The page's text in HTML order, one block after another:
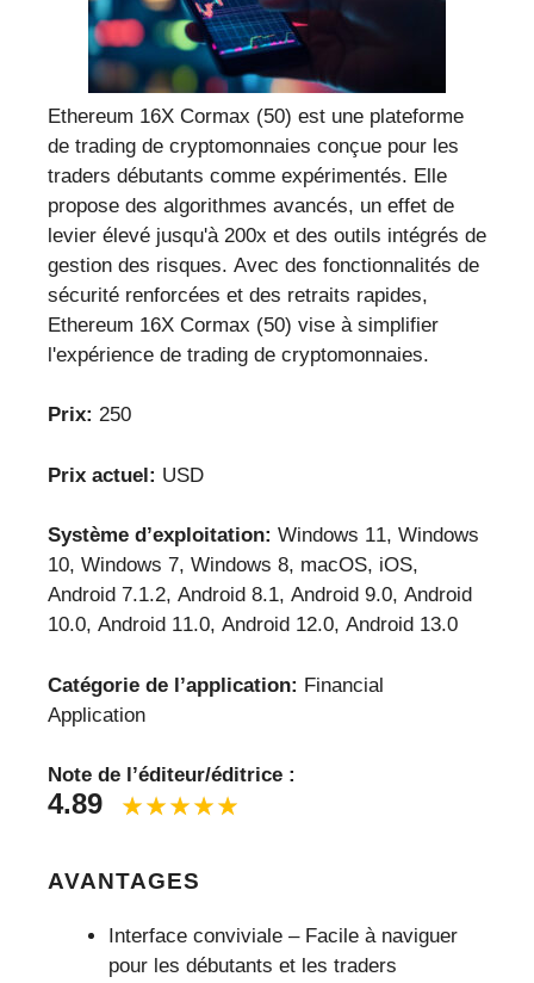
Ethereum 16X Cormax (50) est une plateforme
de trading de cryptomonnaies conçue pour les
traders débutants comme expérimentés. Elle
propose des algorithmes avancés, un effet de
levier élevé jusqu'à 200x et des outils intégrés de
gestion des risques. Avec des fonctionnalités de
sécurité renforcées et des retraits rapides,
Ethereum 16X Cormax (50) vise à simplifier
l'expérience de trading de cryptomonnaies.
Prix: 250
Prix actuel: USD
Système d’exploitation: Windows 11, Windows
10, Windows 7, Windows 8, macOS, iOS,
Android 7.1.2, Android 8.1, Android 9.0, Android
10.0, Android 11.0, Android 12.0, Android 13.0
Catégorie de l’application: Financial
Application
Note de l’éditeur/éditrice :
4.89
AVANTAGES
Interface conviviale – Facile à naviguer
pour les débutants et les traders